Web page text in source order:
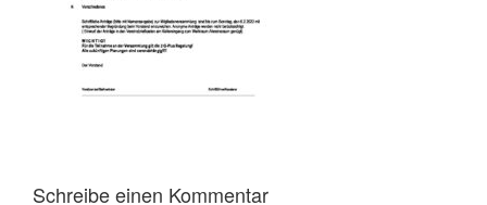
Schreibe einen Kommentar